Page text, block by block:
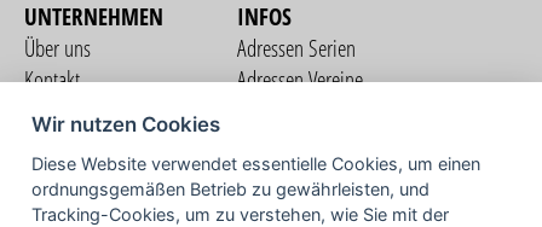
UNTERNEHMEN
Über uns
Kontakt
Nutzungsbedingungen
Datenschutzerklärung
Impressum
INFOS
Adressen Serien
Adressen Vereine
COMMUNITY
Wir nutzen Cookies
Diese Website verwendet essentielle Cookies, um einen
ordnungsgemäßen Betrieb zu gewährleisten, und
Tracking-Cookies, um zu verstehen, wie Sie mit der